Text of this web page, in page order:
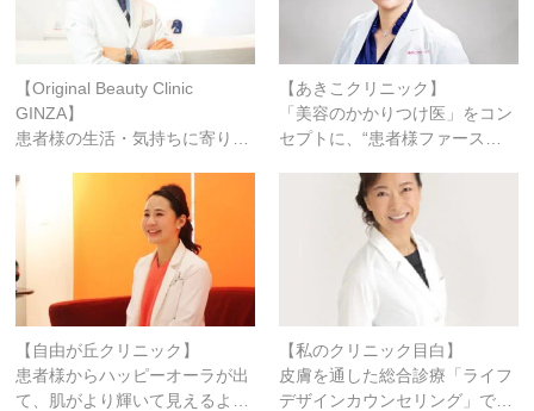
【Original Beauty Clinic
GINZA】
患者様の生活・気持ちに寄り…
【あきこクリニック】
「美容のかかりつけ医」をコン
セプトに、“患者様ファース…
【自由が丘クリニック】
患者様からハッピーオーラが出
て、肌がより輝いて見えるよ…
【私のクリニック目白】
皮膚を通した総合診療「ライフ
デザインカウンセリング」で…